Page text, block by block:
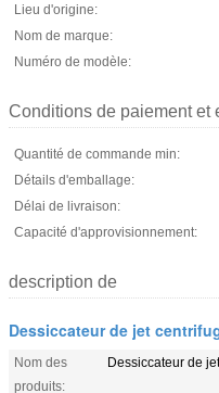
Lieu d'origine:
Nom de marque:
Numéro de modèle:
Conditions de paiement et
Quantité de commande min:
Détails d'emballage:
Délai de livraison:
Capacité d'approvisionnement:
description de
Dessiccateur de jet
Nom des
produits:
Dessiccateur de